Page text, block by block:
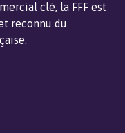
clé, la FFF est
reconnu du